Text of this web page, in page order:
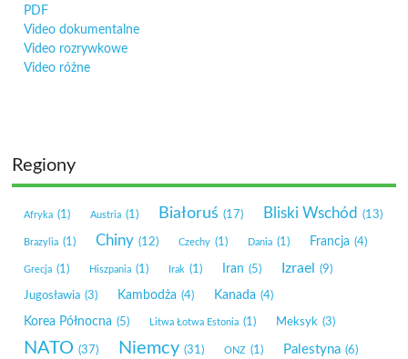
PDF
Video dokumentalne
Video rozrywkowe
Video różne
Regiony
Afryka (1) Austria (1) Białoruś (17) Bliski Wschód (13)
Brazylia (1) Chiny (12) Czechy (1) Dania (1) Francja (4)
Grecja (1) Hiszpania (1) Irak (1) Iran (5) Izrael (9)
Jugosławia (3) Kambodża (4) Kanada (4)
Korea Północna (5) Litwa Łotwa Estonia (1) Meksyk (3)
NATO (37) Niemcy (31) ONZ (1) Palestyna (6)